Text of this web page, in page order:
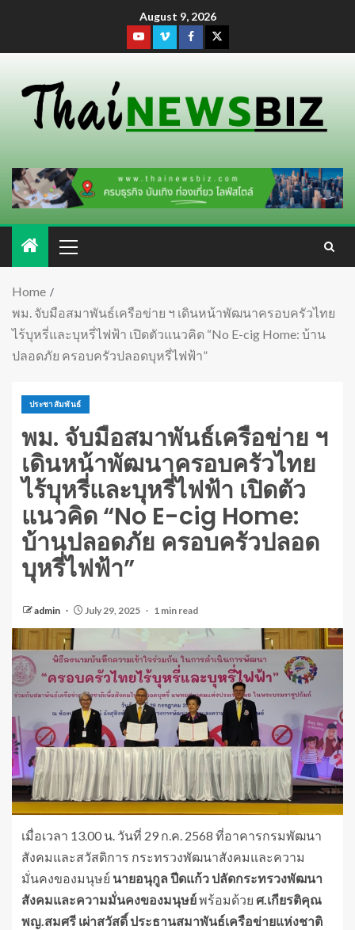
August 9, 2026
Home
พม. จับมือสมาพันธ์เครือข่าย ฯ เดินหน้าพัฒนาครอบครัวไทย
ไร้บุหรี่และบุหรี่ไฟฟ้า เปิดตัวแนวคิด “No E-cig Home: บ้าน
ปลอดภัย ครอบครัวปลอดบุหรี่ไฟฟ้า”
ประชาสัมพันธ์
พม. จับมือสมาพันธ์เครือข่าย ฯ
เดินหน้าพัฒนาครอบครัวไทย
ไร้บุหรี่และบุหรี่ไฟฟ้า เปิดตัว
แนวคิด “No E-cig Home:
บ้านปลอดภัย ครอบครัวปลอด
บุหรี่ไฟฟ้า”
admin July 29, 2025 1 min read
เมื่อเวลา 13.00 น. วันที่ 29 ก.ค. 2568 ที่อาคารกรมพัฒนา
สังคมและสวัสดิการ กระทรวงพัฒนาสังคมและความ
มั่นคงของมนุษย์ นายอนุกูล ปีดแก้ว ปลัดกระทรวงพัฒนา
สังคมและความมั่นคงของมนุษย์พร้อมด้วย ศ.เกียรติคุณ
พญ.สมศรี เผ่าสวัสดิ์ ประธานสมาพันธ์เครือข่ายแห่งชาติ